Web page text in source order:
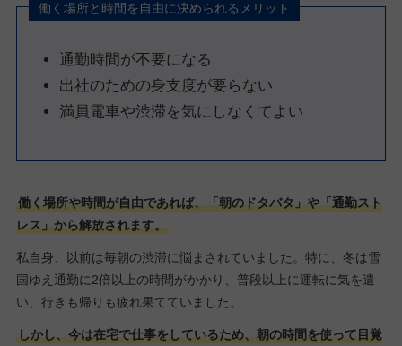
働く場所と時間を自由に決められるメリット
通勤時間が不要になる
出社のための身支度が要らない
満員電車や渋滞を気にしなくてよい
働く場所や時間が自由であれば、「朝のドタバタ」や「通勤スト
レス」から解放されます。
私自身、以前は毎朝の渋滞に悩まされていました。特に、冬は雪
国ゆえ通勤に2倍以上の時間がかかり、普段以上に運転に気を遣
い、行きも帰りも疲れ果てていました。
しかし、今は在宅で仕事をしているため、朝の時間を使って目覚